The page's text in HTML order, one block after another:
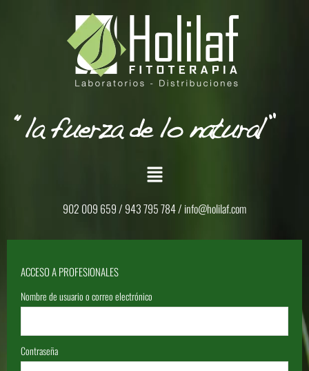
902 009 659 / 943 795 784 / info@holilaf.com
ACCESO A PROFESIONALES
Nombre de usuario o correo electrónico
Contraseña